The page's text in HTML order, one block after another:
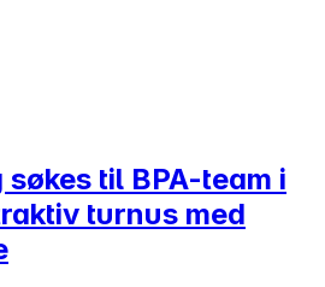
til BPA-team i
turnus med